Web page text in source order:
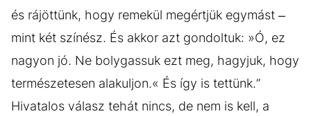
és rájöttünk, hogy remekül megértjük egymást –
mint két színész. És akkor azt gondoltuk: »Ó, ez
nagyon jó. Ne bolygassuk ezt meg, hagyjuk, hogy
természetesen alakuljon.« És így is tettünk.”
Hivatalos válasz tehát nincs, de nem is kell, a